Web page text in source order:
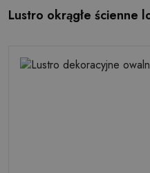
Lustro okrągłe ścienne